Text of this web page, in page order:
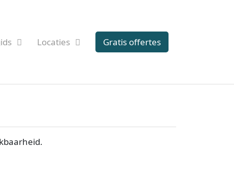
Locaties Gratis offertes